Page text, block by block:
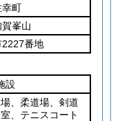
幸町
峯山
番地
設
、柔道場、剣道
、テニスコート